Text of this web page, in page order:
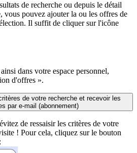
de recherche ou depuis le détail
vous pouvez ajouter la ou les offres de
Il suffit de cliquer sur l'icône
dans votre espace personnel,
d'offres ».
de votre recherche et recevoir les
par e-mail (abonnement)
de ressaisir les critères de votre
! Pour cela, cliquez sur le bouton